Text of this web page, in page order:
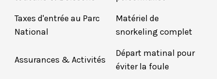
Taxes d'entrée au Parc
National
Matériel de
snorkeling complet
Assurances & Activités
Départ matinal pour
éviter la foule